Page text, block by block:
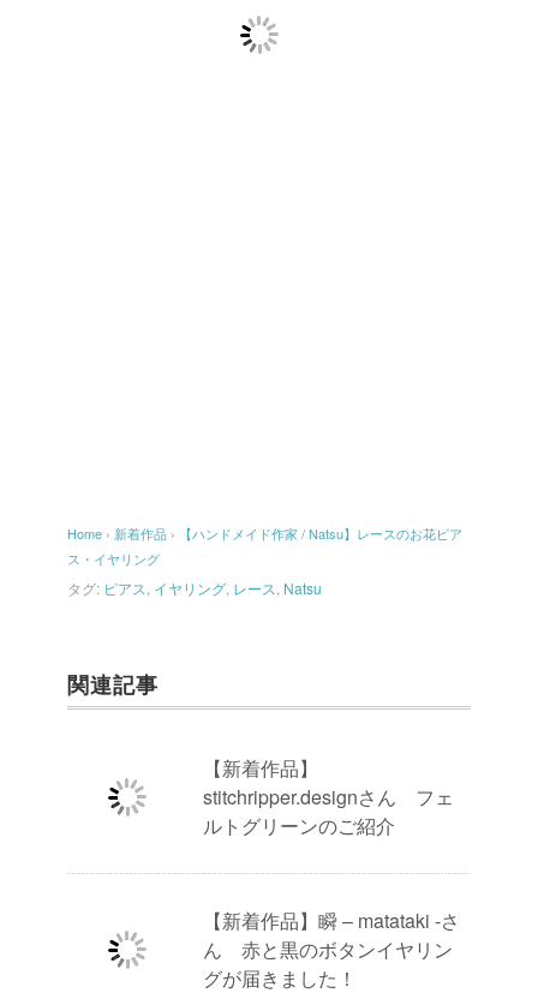
Home › 新着作品 ›
【ハンドメイド作家 / Natsu】レースのお花ピア
ス・イヤリング
タグ: ピアス イヤリング レース Natsu
関連記事
【新着作品】
stitchripper.designさん フェ
ルトグリーンのご紹介
【新着作品】瞬 – matataki -さ
ん 赤と黒のボタンイヤリン
グが届きました！